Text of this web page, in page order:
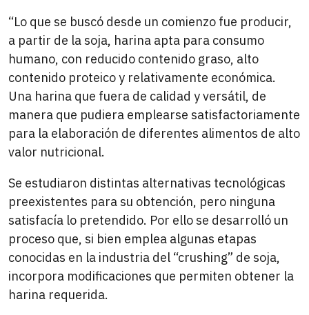
“Lo que se buscó desde un comienzo fue producir,
a partir de la soja, harina apta para consumo
humano, con reducido contenido graso, alto
contenido proteico y relativamente económica.
Una harina que fuera de calidad y versátil, de
manera que pudiera emplearse satisfactoriamente
para la elaboración de diferentes alimentos de alto
valor nutricional.
Se estudiaron distintas alternativas tecnológicas
preexistentes para su obtención, pero ninguna
satisfacía lo pretendido. Por ello se desarrolló un
proceso que, si bien emplea algunas etapas
conocidas en la industria del “crushing” de soja,
incorpora modificaciones que permiten obtener la
harina requerida.